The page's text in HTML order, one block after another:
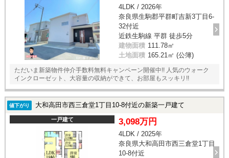
4LDK / 2026年
奈良県生駒郡平群町吉新3丁目6-
32付近
近鉄生駒線 平群 徒歩5分
建物面積 111.78㎡
土地面積 165.21㎡ (公簿)
ただいま新築物件仲介手数料無料キャンペーン開催中!! 人気のウォーク
インクローゼット、大容量の収納ができて、お部屋もスッキリ!!
値下がり 大和高田市西三倉堂1丁目10-8付近の新築一戸建て
一戸建て 3,098万円
4LDK / 2025年
奈良県大和高田市西三倉堂1丁目
10-8付近